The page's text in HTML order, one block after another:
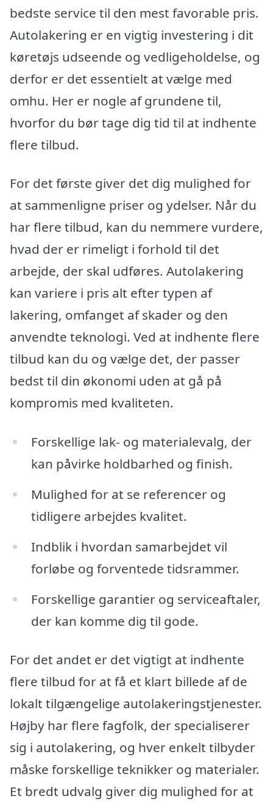
bedste service til den mest favorable pris.
Autolakering er en vigtig investering i dit
køretøjs udseende og vedligeholdelse, og
derfor er det essentielt at vælge med
omhu. Her er nogle af grundene til,
hvorfor du bør tage dig tid til at indhente
flere tilbud.
For det første giver det dig mulighed for
at sammenligne priser og ydelser. Når du
har flere tilbud, kan du nemmere vurdere,
hvad der er rimeligt i forhold til det
arbejde, der skal udføres. Autolakering
kan variere i pris alt efter typen af
lakering, omfanget af skader og den
anvendte teknologi. Ved at indhente flere
tilbud kan du og vælge det, der passer
bedst til din økonomi uden at gå på
kompromis med kvaliteten.
Forskellige lak- og materialevalg, der
kan påvirke holdbarhed og finish.
Mulighed for at se referencer og
tidligere arbejdes kvalitet.
Indblik i hvordan samarbejdet vil
forløbe og forventede tidsrammer.
Forskellige garantier og serviceaftaler,
der kan komme dig til gode.
For det andet er det vigtigt at indhente
flere tilbud for at få et klart billede af de
lokalt tilgængelige autolakeringstjenester.
Højby har flere fagfolk, der specialiserer
sig i autolakering, og hver enkelt tilbyder
måske forskellige teknikker og materialer.
Et bredt udvalg giver dig mulighed for at